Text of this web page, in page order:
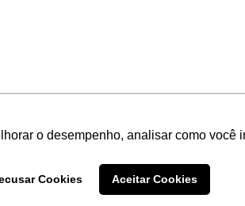
o desempenho, analisar como você
Cookies Aceitar Cookies